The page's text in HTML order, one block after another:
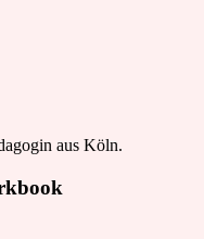
aus Köln.